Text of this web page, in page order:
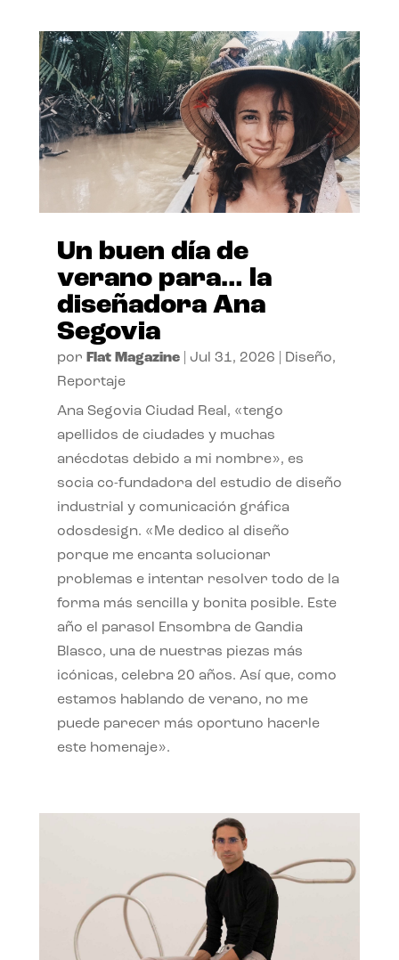
Un buen día de
verano para… la
diseñadora Ana
Segovia
por Flat Magazine| Jul 31, 2026 Diseño,
Reportaje
Ana Segovia Ciudad Real, «tengo
apellidos de ciudades y muchas
anécdotas debido a mi nombre», es
socia co-fundadora del estudio de diseño
industrial y comunicación gráfica
odosdesign. «Me dedico al diseño
porque me encanta solucionar
problemas e intentar resolver todo de la
forma más sencilla y bonita posible. Este
año el parasol Ensombra de Gandia
Blasco, una de nuestras piezas más
icónicas, celebra 20 años. Así que, como
estamos hablando de verano, no me
puede parecer más oportuno hacerle
este homenaje».